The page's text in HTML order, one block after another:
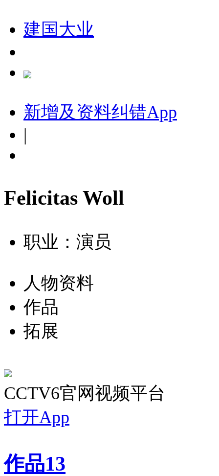
建国大业
新增及资料纠错App
|
Felicitas Woll
职业：演员
人物资料
作品
拓展
CCTV6官网视频平台
打开App
作品13